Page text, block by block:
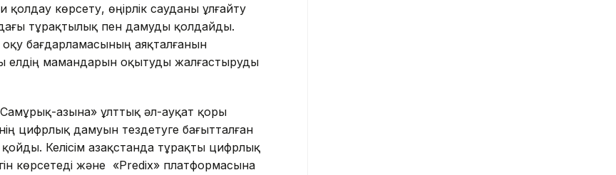
қолдау көрсету, өңірлік сауданы ұлғайту
тұрақтылық пен дамуды қолдайды.
оқу бағдарламасының аяқталғанын
елдің мамандарын оқытуды жалғастыруды
Қазына» ұлттық әл-ауқат қоры
цифрлық дамуын тездетуге бағытталған
қойды. Келісім Қазақстанда тұрақты цифрлық
көрсетеді және «Predix» платформасына